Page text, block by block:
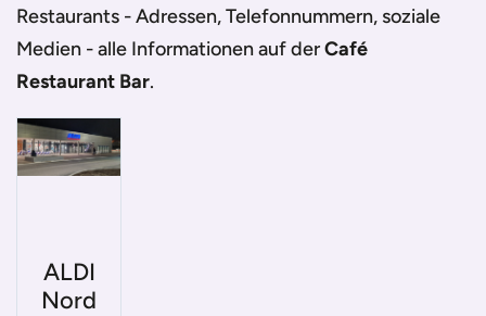
Restaurants - Adressen, Telefonnummern, soziale
Medien - alle Informationen auf derCafé
Restaurant Bar.
ALDI
Nord